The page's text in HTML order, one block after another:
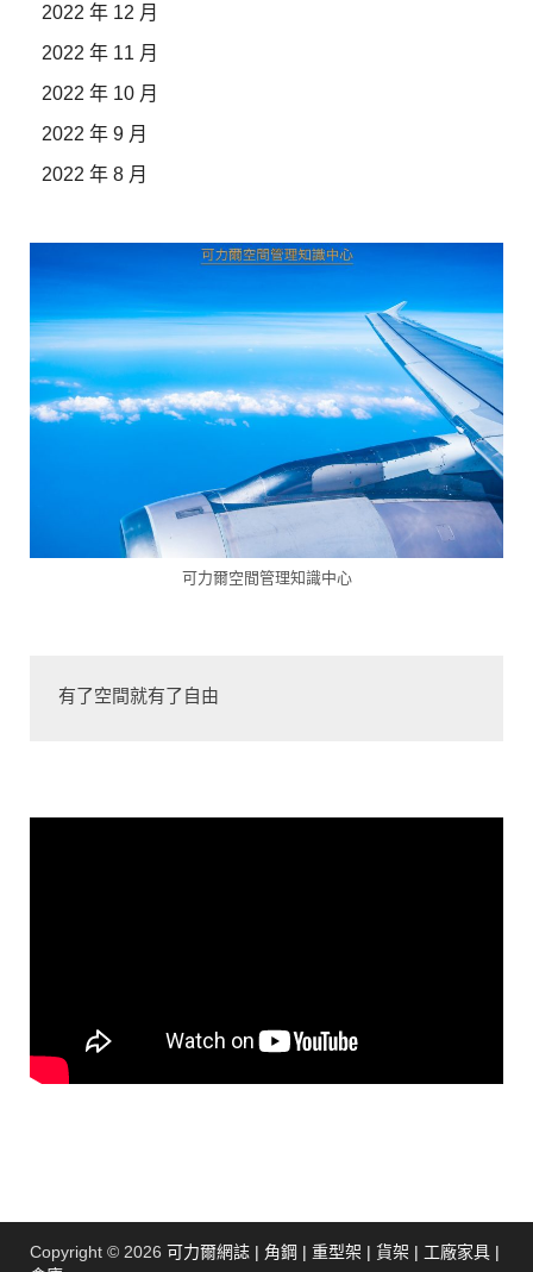
2022 年 12 月
2022 年 11 月
2022 年 10 月
2022 年 9 月
2022 年 8 月
可力爾空間管理知識中心
有了空間就有了自由
Copyright © 2026 可力爾網誌 | 角鋼 | 重型架 | 貨架 | 工廠家具 |